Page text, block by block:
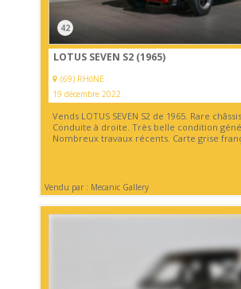
42
LOTUS SEVEN S2 (1965)
(69) RHôNE
19 décembre 2022
Vends LOTUS SEVEN S2 de 1965. Rare
Conduite à droite. Très belle condition
Nombreux travaux récents. Carte grise
Vendu par : Mecanic Gallery